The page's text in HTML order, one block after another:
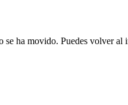
ha movido. Puedes volver